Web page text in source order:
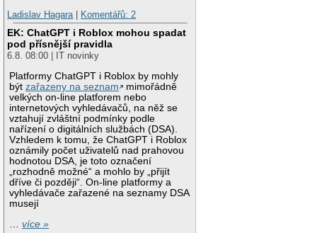
Ladislav Hagara
Komentářů: 2
EK: ChatGPT i Roblox mohou spadat
pod přísnější pravidla
6.8. 08:00 | IT novinky
Platformy ChatGPT i Roblox by mohly
býtzařazeny na seznam
mimořádně
velkých on-line platforem nebo
internetových vyhledávačů, na něž se
vztahují zvláštní podmínky podle
nařízení o digitálních službách (DSA).
Vzhledem k tomu, že ChatGPT i Roblox
oznámily počet uživatelů nad prahovou
hodnotou DSA, je toto označení
„rozhodně možné“ a mohlo by „přijít
dříve či později“. On-line platformy a
vyhledávače zařazené na seznamy DSA
musejí
…více »